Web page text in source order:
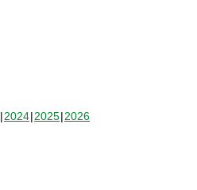
2024 2025 2026